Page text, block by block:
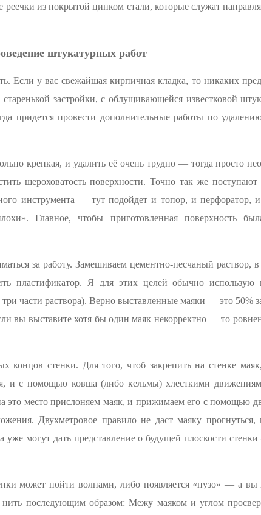
из покрытой цинком стали, которые служат
штукатурных работ
Если у вас свежайшая кирпичная кладка, то никаких
застройки, с облущивающейся известковой
придется провести дополнительные работы по
крепкая, и удалить её очень трудно — тогда просто
шероховатость поверхности. Точно так же
инструмента — тут подойдет и топор, и перфоратор,
Главное, чтобы приготовленная поверхность
за работу. Замешиваем цементно-песчаный раствор,
пластификатор. Я для этих целей обычно использую
части раствора). Верно выставленные маяки — это 50%
вы выставите хотя бы один маяк некорректно — то
концов стенки. Для того, чтоб закрепить на стенке
и с помощью ковша (либо кельмы) хлесткими
это место прислоняем маяк, и прижимаем его с помощью
Двухметровое правило не даст маяку
могут дать представление о будущей плоскости
может пойти волнами, либо появляется «пузо» — а вы
нить последующим образом: Межу маяком и углом